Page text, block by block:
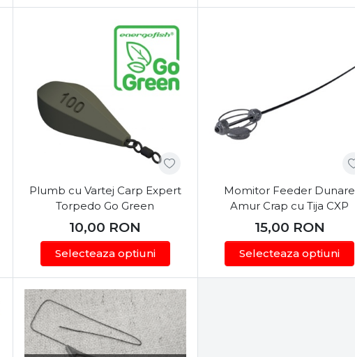
Plumb cu Vartej Carp Expert
Torpedo Go Green
10,00 RON
Selecteaza optiuni
Momitor Feeder Dunare
Amur Crap cu Tija CXP
15,00 RON
Selecteaza optiuni